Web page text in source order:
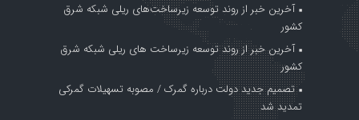
آخرین خبر از روند توسعه زیرساخت‌های ریلی شبکه شرق
کشور
آخرین خبر از روند توسعه زیرساخت های ریلی شبکه شرق
کشور
تصمیم جدید دولت درباره گمرک / مصوبه تسهیلات گمرکی
تمدید شد